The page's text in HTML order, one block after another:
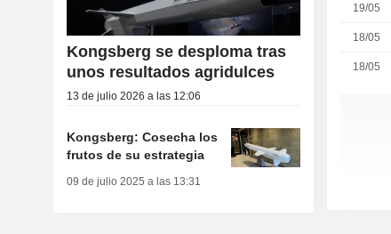
19/05
18/05
18/05
Kongsberg se desploma tras
unos resultados agridulces
13 de julio 2026 a las 12:06
Kongsberg: Cosecha los
frutos de su estrategia
09 de julio 2025 a las 13:31